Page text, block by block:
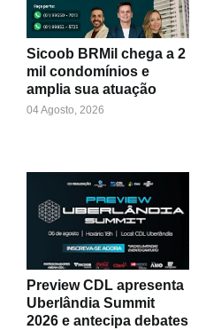
Sicoob BRMil chega a 2
mil condomínios e
amplia sua atuação
04 Agosto, 2026
Preview CDL apresenta
Uberlândia Summit
2026 e antecipa debates